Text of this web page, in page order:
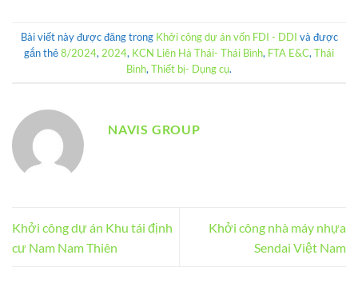
Bài viết này được đăng trong Khởi công dự án vốn FDI - DDI và được
gắn thẻ8/2024, 2024, KCN Liên Hà Thái- Thái Bình, FTA E&C, Thái
Bình, Thiết bị- Dụng cụ.
NAVIS GROUP
Khởi công dự án Khu tái định
cư Nam Nam Thiên
Khởi công nhà máy nhựa
Sendai Việt Nam